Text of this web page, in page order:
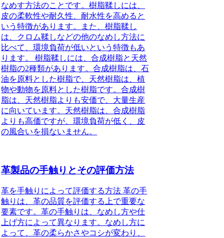
なめす方法のことです。樹脂鞣しには、
皮の柔軟性や耐久性、耐水性を高めると
いう特徴があります。また、樹脂鞣し
は、クロム鞣しなどの他のなめし方法に
比べて、環境負荷が低いという特徴もあ
ります。 樹脂鞣しには、合成樹脂と天然
樹脂の2種類があります。合成樹脂は、石
油を原料とした樹脂で、天然樹脂は、植
物や動物を原料とした樹脂です。合成樹
脂は、天然樹脂よりも安価で、大量生産
に向いています。天然樹脂は、合成樹脂
よりも高価ですが、環境負荷が低く、皮
の風合いを損ないません。
革製品の手触りとその評価方法
革を手触りによって評価する方法 革の手
触りは、革の品質を評価する上で重要な
要素です。革の手触りは、なめし方や仕
上げ方によって異なります。なめし方に
よって、革の柔らかさやコシが変わり、